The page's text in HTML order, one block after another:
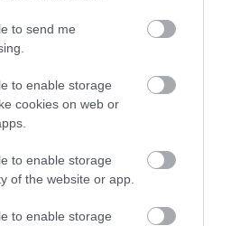
to send me
to enable storage
cookies on web or
to enable storage
of the website or app.
to enable storage
θα
Έγινε
Φωτιά στη Βοιωτία:
Έκτακτα μέτρα